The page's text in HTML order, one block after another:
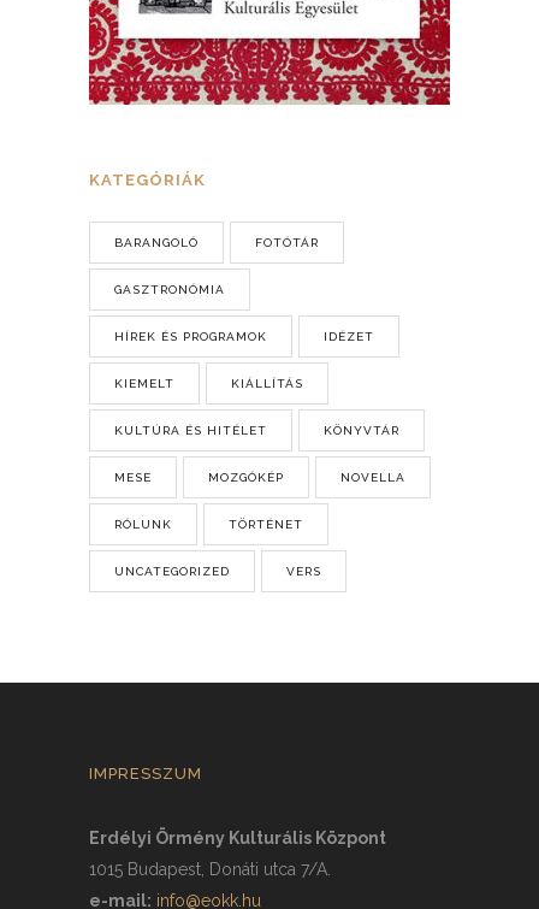
KATEGÓRIÁK
BARANGOLÓ FOTÓTÁR
GASZTRONÓMIA
HÍREK ÉS PROGRAMOK IDÉZET
KIEMELT KIÁLLÍTÁS
KULTÚRA ÉS HITÉLET KÖNYVTÁR
MESE MOZGÓKÉP NOVELLA
RÓLUNK TÖRTÉNET
UNCATEGORIZED VERS
IMPRESSZUM
Erdélyi Örmény Kulturális Központ
1015 Budapest, Donáti utca 7/A.
e-mail: info@eokk.hu